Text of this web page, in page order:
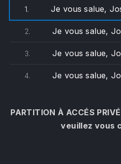
1. Je vous salue, Joseph - Du
2. Je vous salue, Joseph -
3. Je vous salue, Joseph -
4. Je vous salue, Joseph - Du
PARTITION À ACCÉS
veuillez vous